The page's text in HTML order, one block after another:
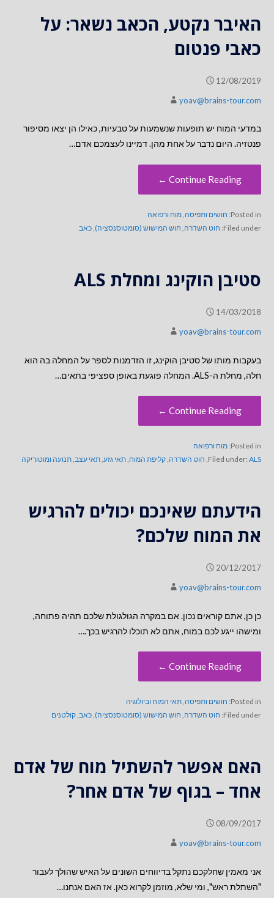
האיבר נקטע, הכאב נשאר: על
כאבי פנטום
12/08/2019
yoav@brains-tour.com
במדעי המוח יש תופעות שנשמעות על טבעיות, כאילו הן יצאו מסיפור
פנטזיה. היום נדבר על אחת מהן. דמיינו לעצמכם אדם…
Continue Reading ←
Posted in: חושים ותפיסה מוח ורפואה
Filed under: חוט השדרה חוש המישוש (סומטוסנסציה), כאב
סטיבן הוקינג ומחלת ALS
14/03/2018
yoav@brains-tour.com
בעקבות מותו של סטיבן הוקינג, זו הזדמנות לספר על המחלה בה הוא
חלה, מחלת ה-ALS. המחלה פוגעת באופן ספציפי בתאים…
Continue Reading ←
Posted in: מוח ורפואה
Filed under:ALS חוט השדרה קליפת המוח תאי גזע, תאי עצב, תנועה ומוטוריקה
הידעתם שאינכם יכולים להרגיש
את המוח שלכם?
20/12/2017
yoav@brains-tour.com
כן כן, אתם קוראים נכון. אם במקרה הגולגולת שלכם תהיה פתוחה,
ומישהו ייגע לכם במוח, אתם לא תוכלו להרגיש בכך.…
Continue Reading ←
Posted in: חושים ותפיסה תאי המוח וביולוגיה
Filed under: חוט השדרה חוש המישוש (סומטוסנסציה), כאב, קולטנים
האם אפשר להשתיל מוח של אדם
אחד – בגוף של אדם אחר?
08/09/2017
yoav@brains-tour.com
אני מאמין שחלקכם נתקל בדיווחים השונים על האיש שהולך לעבור
"השתלת ראש", ומי שלא, מוזמן לקרוא כאן. אז האם אנחנו…